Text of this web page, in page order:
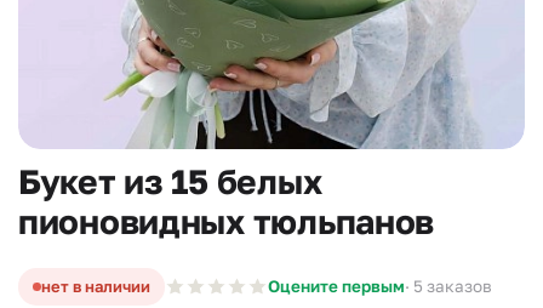
Букет из 15 белых
пионовидных тюльпанов
нет в наличии Оцените первым· 5 заказов